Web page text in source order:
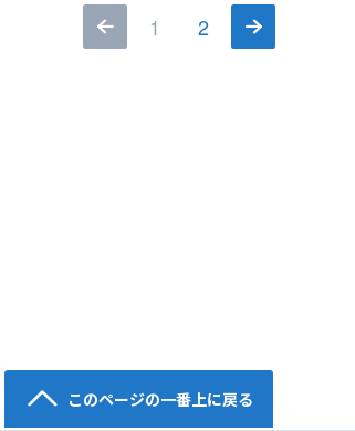
1 2
このページの一番上に戻る